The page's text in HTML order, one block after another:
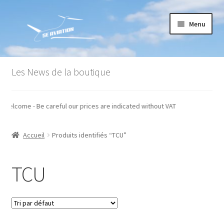
la
navigation
contenu
Menu
Accueil
Conditions générales de vente
Mon compte
Les News de la boutique
- Be careful our prices are indicated without VAT
Accueil Produits identifiés “TCU”
TCU